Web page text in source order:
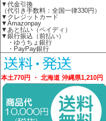
▼代金引換
（代引き手数料：全国一律330円）
▼クレジットカード
▼Amazonpay
▼あと払い（ペイディ）
▼銀行振込（前払い）
・ゆうちょ銀行
・PayPay銀行
本土770円 ・ 北海道 沖縄県1,210円